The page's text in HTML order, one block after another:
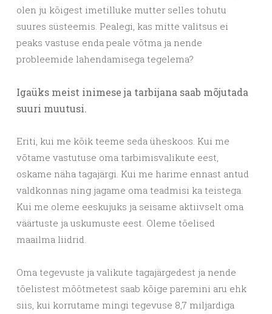
olen ju kõigest imetilluke mutter selles tohutu
suures süsteemis. Pealegi, kas mitte valitsus ei
peaks vastuse enda peale võtma ja nende
probleemide lahendamisega tegelema?
Igaüks meist inimese ja tarbijana saab mõjutada
suuri muutusi.
Eriti, kui me kõik teeme seda üheskoos. Kui me
võtame vastutuse oma tarbimisvalikute eest,
oskame näha tagajärgi. Kui me harime ennast antud
valdkonnas ning jagame oma teadmisi ka teistega.
Kui me oleme eeskujuks ja seisame aktiivselt oma
väärtuste ja uskumuste eest. Oleme tõelised
maailma liidrid.
Oma tegevuste ja valikute tagajärgedest ja nende
tõelistest mõõtmetest saab kõige paremini aru ehk
siis, kui korrutame mingi tegevuse 8,7 miljardiga